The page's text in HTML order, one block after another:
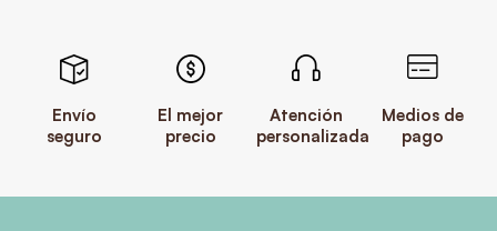
Envío
seguro
El mejor
precio
Atención
personalizada
Medios de
pago